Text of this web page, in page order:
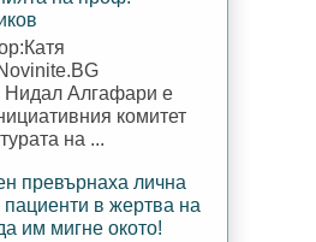
Нидал Алгафари е
комитет
на ...
превърнаха лична
пациенти в жертва на
им мигне окото!